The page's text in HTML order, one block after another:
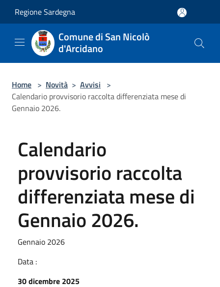
Regione Sardegna
Comune di San Nicolò
d'Arcidano
Home > Novità > Avvisi >
Calendario provvisorio raccolta differenziata mese di
Gennaio 2026.
Calendario
provvisorio raccolta
differenziata mese di
Gennaio 2026.
Gennaio 2026
Data :
30 dicembre 2025